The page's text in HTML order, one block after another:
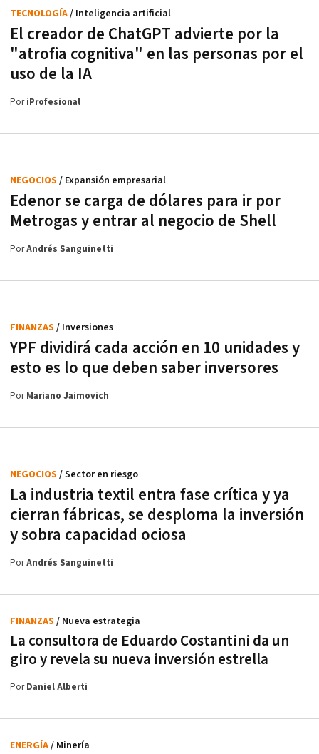
El creador de ChatGPT advierte por la
"atrofia cognitiva" en las personas por el
uso de la IA
TECNOLOGÍA/ Inteligencia artificial
PoriProfesional
Edenor se carga de dólares para ir por
Metrogas y entrar al negocio de Shell
NEGOCIOS / Expansión empresarial
PorAndrés Sanguinetti
YPF dividirá cada acción en 10 unidades y
esto es lo que deben saber inversores
FINANZAS / Inversiones
PorMariano Jaimovich
La industria textil entra fase crítica y ya
cierran fábricas, se desploma la inversión
y sobra capacidad ociosa
NEGOCIOS / Sector en riesgo
PorAndrés Sanguinetti
La consultora de Eduardo Costantini da un
giro y revela su nueva inversión estrella
FINANZAS / Nueva estrategia
PorDaniel Alberti
ENERGÍA/ Minería